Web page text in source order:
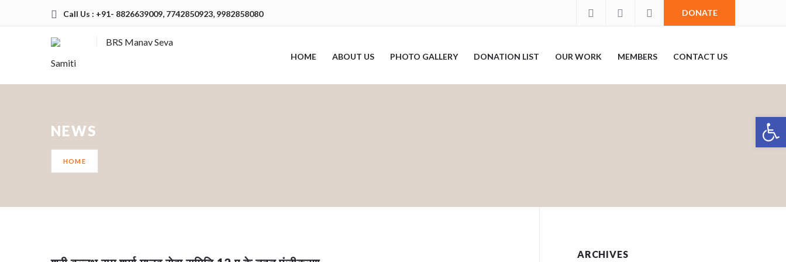
Call Us : +91- 8826639009, 7742850923, 9982858080 DONATE
BRS Manav Seva
Samiti
HOME ABOUT US PHOTO GALLERY DONATION LIST OUR WORK MEMBERS CONTACT US
NEWS
HOME
ARCHIVES